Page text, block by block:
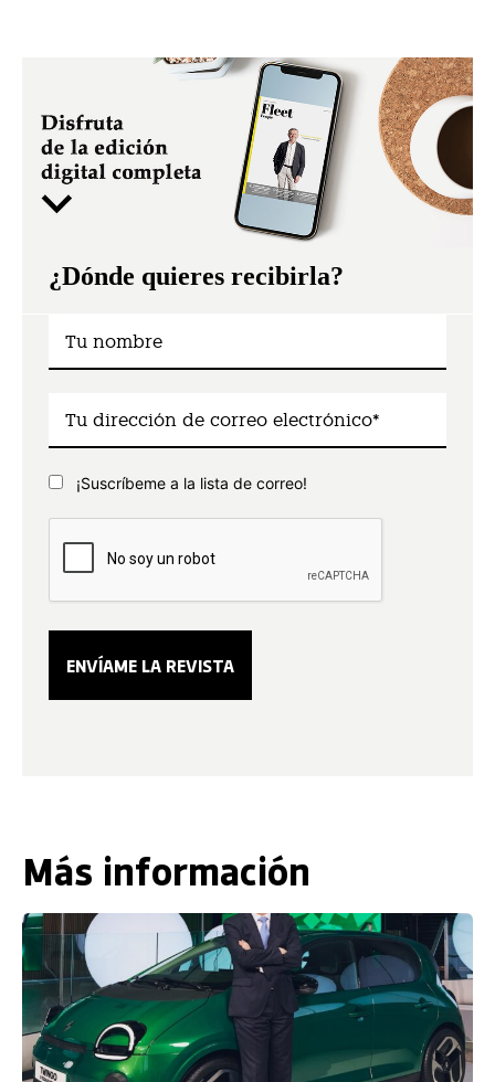
¿Dónde quieres recibirla?
¡Suscríbeme a la lista de correo!
Más información